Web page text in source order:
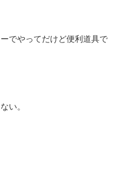
でやってだけど便利道具で
い。